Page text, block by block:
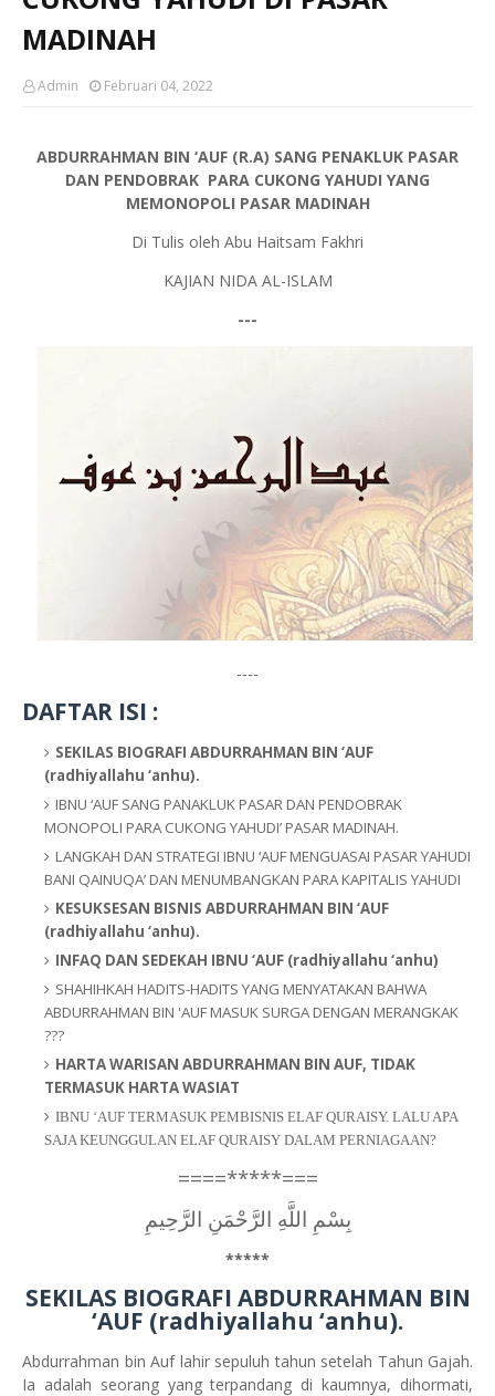
MADINAH
Admin Februari 04, 2022
ABDURRAHMAN BIN ‘AUF (R.A) SANG PENAKLUK PASAR
DAN PENDOBRAK PARA CUKONG YAHUDI YANG
MEMONOPOLI PASAR MADINAH
Di Tulis oleh Abu Haitsam Fakhri
KAJIAN NIDA AL-ISLAM
---
----
DAFTAR ISI :
SEKILAS BIOGRAFI ABDURRAHMAN BIN ‘AUF
(radhiyallahu ‘anhu).
IBNU ‘AUF SANG PANAKLUK PASAR DAN PENDOBRAK
MONOPOLI PARA CUKONG YAHUDI’ PASAR MADINAH.
LANGKAH DAN STRATEGI IBNU ‘AUF MENGUASAI PASAR YAHUDI
BANI QAINUQA’ DAN MENUMBANGKAN PARA KAPITALIS YAHUDI
KESUKSESAN BISNIS ABDURRAHMAN BIN ‘AUF
(radhiyallahu ‘anhu).
INFAQ DAN SEDEKAH IBNU ‘AUF (radhiyallahu ‘anhu)
SHAHIHKAH HADITS-HADITS YANG MENYATAKAN BAHWA
ABDURRAHMAN BIN 'AUF MASUK SURGA DENGAN MERANGKAK
???
HARTA WARISAN ABDURRAHMAN BIN AUF, TIDAK
TERMASUK HARTA WASIAT
IBNU ‘AUF TERMASUK PEMBISNIS ELAF QURAISY. LALU APA
SAJA KEUNGGULAN ELAF QURAISY DALAM PERNIAGAAN?
===*****====
بِسْمِ اللَّهِ الرَّحْمَنِ الرَّحِيمِ
*****
SEKILAS BIOGRAFI ABDURRAHMAN BIN
‘AUF (radhiyallahu ‘anhu).
Abdurrahman bin Auf lahir sepuluh tahun setelah Tahun Gajah.
Ia adalah seorang yang terpandang di kaumnya, dihormati,